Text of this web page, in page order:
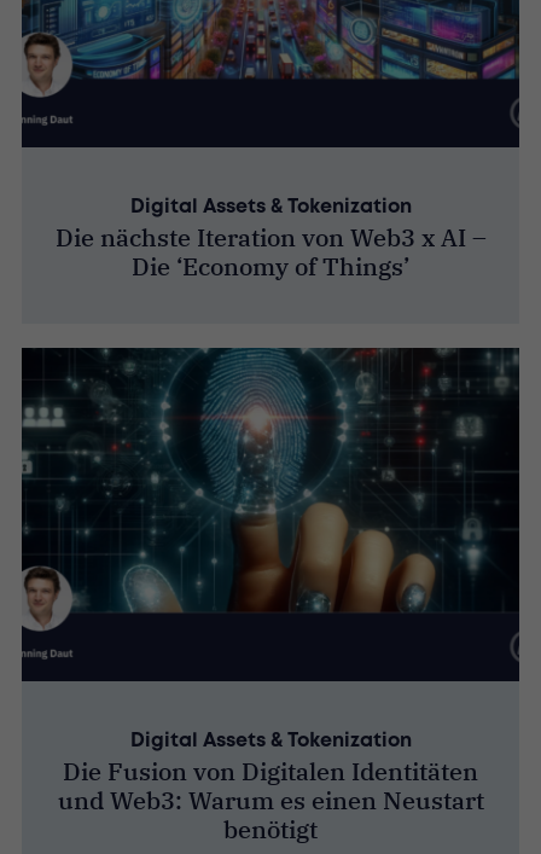
Digital Assets & Tokenization
Die nächste Iteration von Web3 x AI –
Die ‘Economy of Things’
Digital Assets & Tokenization
Die Fusion von Digitalen Identitäten
und Web3: Warum es einen Neustart
benötigt